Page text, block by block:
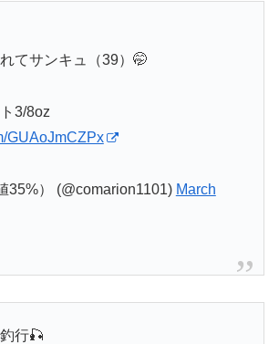
てサンキュ（39）🤭
3/8oz
GUAoJmCZPx
） (@comarion1101) March
行🎣